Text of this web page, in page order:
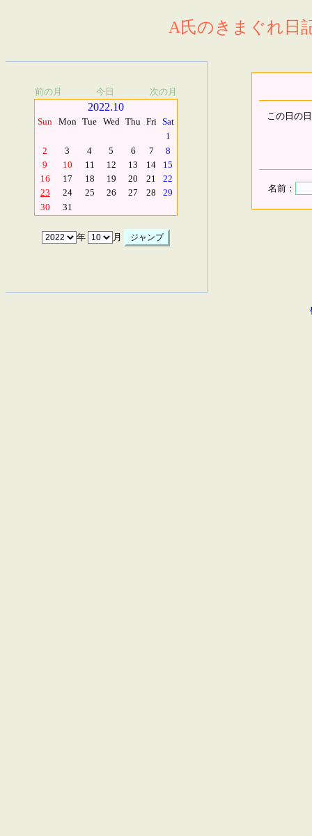
A氏のきまぐれ日
前の月 今日 次の月
2022.10
Sun Mon Tue Wed Thu Fri Sat
1
2
3 4 5 6 7
8
9
10 11 12 13 14
15
16
17 18 19 20 21
22
23
24 25 26 27 28
29
30
31
年 月
この日の
名前：